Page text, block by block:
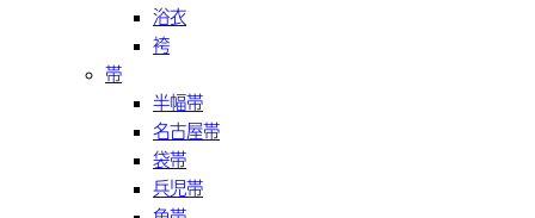
浴衣
袴
帯
半幅帯
名古屋帯
袋帯
兵児帯